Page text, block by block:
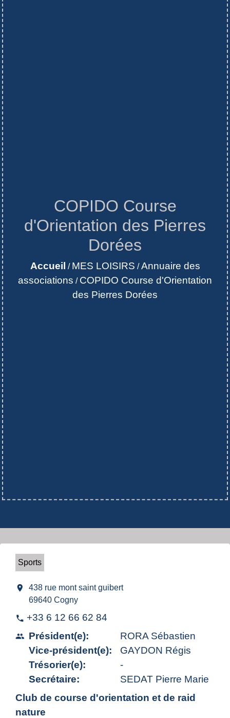
COPIDO Course
d'Orientation des Pierres
Dorées
Accueil / MES LOISIRS /Annuaire des
associations / COPIDO Course d'Orientation
des Pierres Dorées
Sports
location_on
438 rue mont saint guibert
69640 Cogny
phone +33 6 12 66 62 84
people Président(e):
Vice-président(e):
Trésorier(e):
Secrétaire:
RORA Sébastien
GAYDON Régis
-
SEDAT Pierre Marie
Club de course d'orientation et de raid
nature